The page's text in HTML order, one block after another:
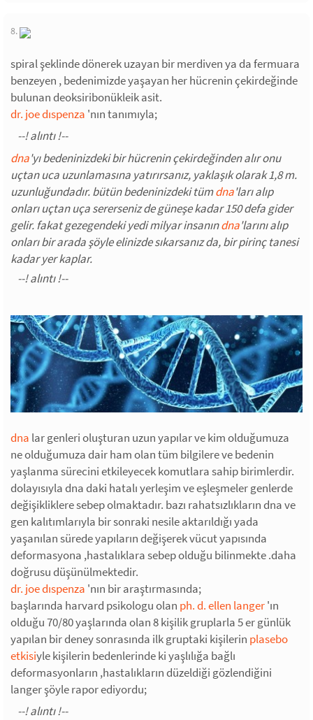
8.
spiral şeklinde dönerek uzayan bir merdiven ya da fermuara
benzeyen , bedenimizde yaşayan her hücrenin çekirdeğinde
bulunan deoksiribonükleik asit.
dr. joe dıspenza 'nın tanımıyla;
dna'yı bedeninizdeki bir hücrenin çekirdeğinden alır onu
uçtan uca uzunlamasına yatırırsanız, yaklaşık olarak 1,8 m.
uzunluğundadır. bütün bedeninizdeki tümdna'ları alıp
onları uçtan uça sererseniz de güneşe kadar 150 defa gider
gelir. fakat gezegendeki yedi milyar insanındna'larını alıp
onları bir arada şöyle elinizde sıkarsanız da, bir pirinç tanesi
kadar yer kaplar.
dna lar genleri oluşturan uzun yapılar ve kim olduğumuza
ne olduğumuza dair ham olan tüm bilgilere ve bedenin
yaşlanma sürecini etkileyecek komutlara sahip birimlerdir.
dolayısıyla dna daki hatalı yerleşim ve eşleşmeler genlerde
değişikliklere sebep olmaktadır. bazı rahatsızlıkların dna ve
gen kalıtımlarıyla bir sonraki nesile aktarıldığı yada
yaşanılan sürede yapıların değişerek vücut yapısında
deformasyona ,hastalıklara sebep olduğu bilinmekte .daha
doğrusu düşünülmektedir.
dr. joe dıspenza 'nın bir araştırmasında;
başlarında harvard psikologu olan ph. d. ellen langer'ın
olduğu 70/80 yaşlarında olan 8 kişilik gruplarla 5 er günlük
yapılan bir deney sonrasında ilk gruptaki kişilerin plasebo
etkisiyle kişilerin bedenlerinde ki yaşlılığa bağlı
deformasyonların ,hastalıkların düzeldiği gözlendiğini
langer şöyle rapor ediyordu;